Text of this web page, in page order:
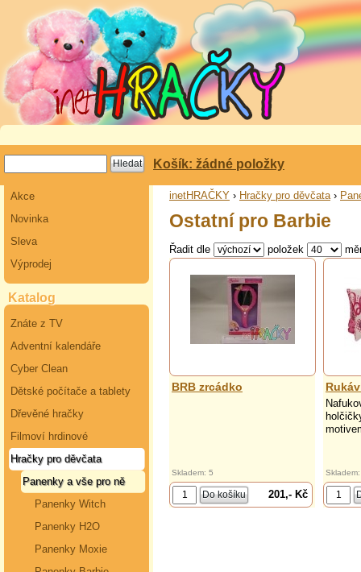
Košík: žádné položky
Akce
Novinka
Sleva
Výprodej
Katalog
Znáte z TV
Adventní kalendáře
Cyber Clean
Dětské počítače a tablety
Dřevěné hračky
Filmoví hrdinové
Hračky pro děvčata
Panenky a vše pro ně
Panenky Witch
Panenky H2O
Panenky Moxie
inetHRAČKY › Hračky pro děvčata›
Ostatní pro Barbie
Řadit dle položek
BRB zrcádko
Skladem: 5
201,- Kč